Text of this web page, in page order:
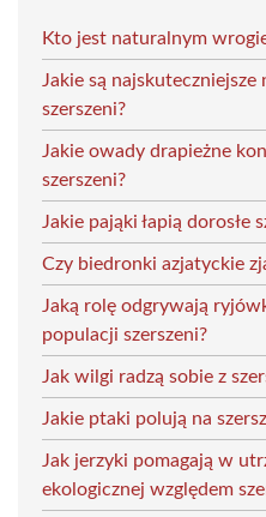
Kto jest naturalnym
Jakie są
szerszeni?
Jakie owady drapieżne
szerszeni?
Jakie pająki łapią dorosłe
Czy biedronki azjatyckie
Jaką rolę odgrywają
populacji szerszeni?
Jak wilgi radzą sobie z
Jakie ptaki polują na
Jak jerzyki pomagają w
ekologicznej względem